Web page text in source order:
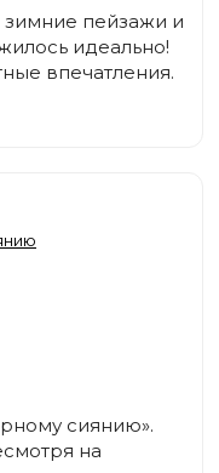
пейзажи и
идеально!
впечатления.
сиянию».
на